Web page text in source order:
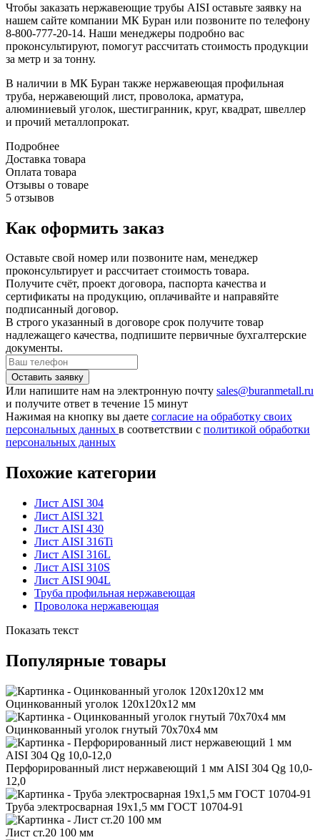
Чтобы заказать нержавеющие трубы AISI оставьте заявку на
нашем сайте компании МК Буран или позвоните по телефону
8-800-777-20-14. Наши менеджеры подробно вас
проконсультируют, помогут рассчитать стоимость продукции
за метр и за тонну.
В наличии в МК Буран также нержавеющая профильная
труба, нержавеющий лист, проволока, арматура,
алюминиевый уголок, шестигранник, круг, квадрат, швеллер
и прочий металлопрокат.
Подробнее
Доставка товара
Оплата товара
Отзывы о товаре
5 отзывов
Как оформить заказ
Оставьте свой номер или позвоните нам, менеджер
проконсультирует и рассчитает стоимость товара.
Получите счёт, проект договора, паспорта качества и
сертификаты на продукцию, оплачивайте и направяйте
подписанный договор.
В строго указанный в договоре срок получите товар
надлежащего качества, подпишите первичные бухгалтерские
документы.
Или напишите нам на электронную почту sales@buranmetall.ru
и получите ответ в течение 15 минут
Нажимая на кнопку вы даете согласие на обработку своих
персональных данных в соответствии с политикой обработки
персональных данных
Похожие категории
Лист AISI 304
Лист AISI 321
Лист AISI 430
Лист AISI 316Ti
Лист AISI 316L
Лист AISI 310S
Лист AISI 904L
Труба профильная нержавеющая
Проволока нержавеющая
Показать текст
Популярные товары
Оцинкованный уголок 120x120x12 мм
Оцинкованный уголок гнутый 70x70x4 мм
Перфорированный лист нержавеющий 1 мм AISI 304 Qg 10,0-
12,0
Труба электросварная 19x1,5 мм ГОСТ 10704-91
Лист ст.20 100 мм